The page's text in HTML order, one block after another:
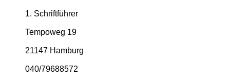
1. Schriftführer
Tempoweg 19
21147 Hamburg
040/79688572